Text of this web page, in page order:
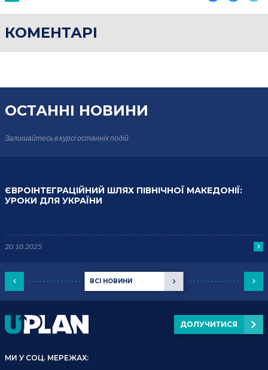
КОМЕНТАРІ
ОСТАННІ НОВИНИ
Залишайтесь в курсіостанніх подій
ВСІ НОВИНИ
ЄВРОІНТЕГРАЦІЙНИЙ ШЛЯХ ПІВНІЧНОЇ МАКЕДОНІЇ:
УРОКИ ДЛЯ УКРАЇНИ
20.10.2025
МИ У СОЦ. МЕРЕЖАХ:
ДОЛУЧИТИСЯ